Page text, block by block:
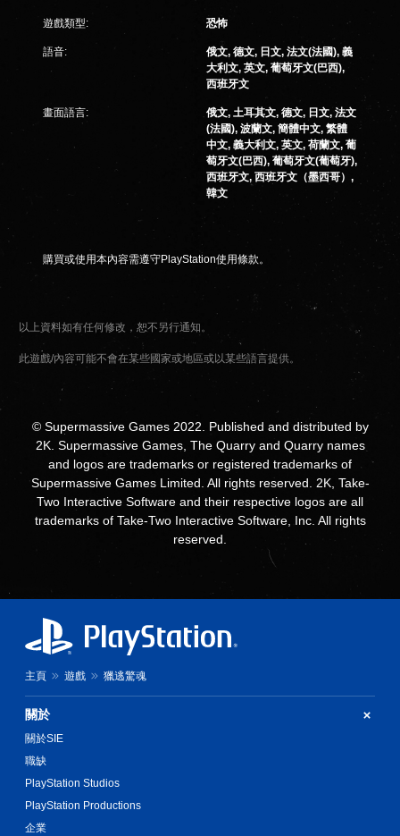
遊戲類型: 恐怖
語音:
俄文, 德文, 日文, 法文(法國), 義
大利文, 英文, 葡萄牙文(巴西),
西班牙文
畫面語言:
俄文, 土耳其文, 德文, 日文, 法文
(法國), 波蘭文, 簡體中文, 繁體
中文, 義大利文, 英文, 荷蘭文, 葡
萄牙文(巴西), 葡萄牙文(葡萄牙),
西班牙文, 西班牙文（墨西哥）,
韓文
購買或使用本內容需遵守PlayStation使用條款。
以上資料如有任何修改，恕不另行通知。
此遊戲/內容可能不會在某些國家或地區或以某些語言提供。
© Supermassive Games 2022. Published and distributed by
2K. Supermassive Games, The Quarry and Quarry names
and logos are trademarks or registered trademarks of
Supermassive Games Limited. All rights reserved. 2K, Take-
Two Interactive Software and their respective logos are all
trademarks of Take-Two Interactive Software, Inc. All rights
reserved.
主頁 遊戲 獵逃驚魂
關於
關於SIE
職缺
PlayStation Studios
PlayStation Productions
企業